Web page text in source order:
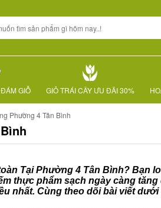
GIỖ GIỎ TRÁI CÂY ƯU ĐÃI 30%
Phường 4 Tân Bình
Tại Phường 4 Tân Bình? Bạn
thực phẩm sạch ngày càng
nhất. Cùng theo dõi bài viết dưới